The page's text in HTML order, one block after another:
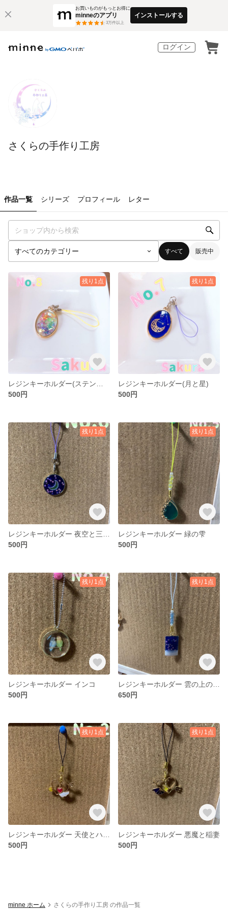
お買いものがもっとお得に
minneのアプリ
3万件以上
インストールする
ログイン
さくらの手作り工房
作品一覧 シリーズ プロフィール レター
すべて 販売中
残り1点
500円
残り1点
レジンキーホルダー(月と星)
500円
残り1点
500円
残り1点
レジンキーホルダー 緑の雫
500円
残り1点
レジンキーホルダー インコ
500円
残り1点
650円
残り1点
500円
残り1点
レジンキーホルダー 悪魔と稲妻
500円
minne ホーム さくらの手作り工房 の作品一覧